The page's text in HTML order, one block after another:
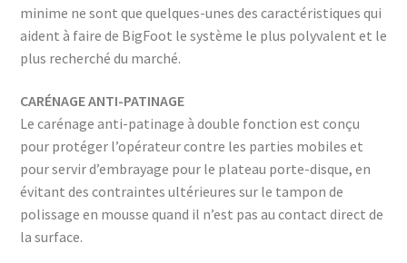
minime ne sont que quelques-unes des caractéristiques qui
aident à faire de BigFoot le système le plus polyvalent et le
plus recherché du marché.
CARÉNAGE ANTI-PATINAGE
Le carénage anti-patinage à double fonction est conçu
pour protéger l’opérateur contre les parties mobiles et
pour servir d’embrayage pour le plateau porte-disque, en
évitant des contraintes ultérieures sur le tampon de
polissage en mousse quand il n’est pas au contact direct de
la surface.